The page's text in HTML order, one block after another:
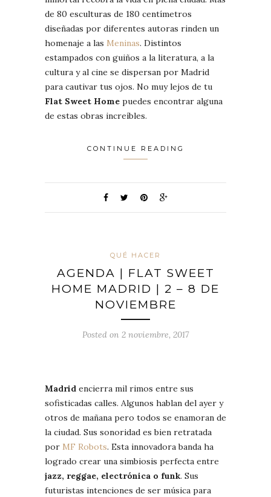
de 80 esculturas de 180 centímetros
diseñadas por diferentes autoras rinden un
homenaje a las Meninas. Distintos
estampados con guiños a la literatura, a la
cultura y al cine se dispersan por Madrid
para cautivar tus ojos. No muy lejos de tu
Flat Sweet Home puedes encontrar alguna
de estas obras increíbles.
CONTINUE READING
QUÉ HACER
AGENDA | FLAT SWEET
HOME MADRID | 2 – 8 DE
NOVIEMBRE
Posted on 2 noviembre, 2017
Madrid encierra mil rimos entre sus
sofisticadas calles. Algunos hablan del ayer y
otros de mañana pero todos se enamoran de
la ciudad. Sus sonoridad es bien retratada
por MF Robots. Esta innovadora banda ha
logrado crear una simbiosis perfecta entre
jazz, reggae, electrónica o funk. Sus
futuristas intenciones de ser música para